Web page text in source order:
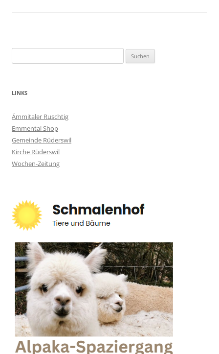
nach:
LINKS
Ämmitaler Ruschtig
Emmental Shop
Gemeinde Rüderswil
Kirche Rüderswil
Wochen-Zeitung